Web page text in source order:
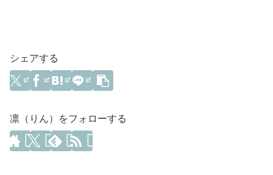
シェアする
凛（りん）をフォローする